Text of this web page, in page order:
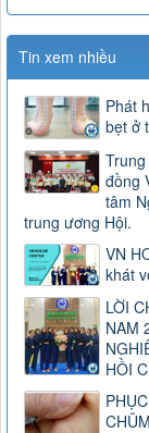
Tin xem nhiều
Phát
bẹt ở
đồng
tâm
trung ương Hội.
VN
khát
LỜI
NAM
HỒI